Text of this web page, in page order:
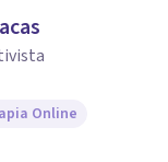
Online